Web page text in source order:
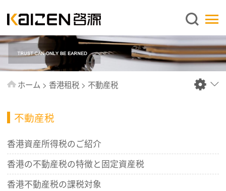
日本語
企業情報
事業内容
ニュース
よくあるご質問
お問い合わせ
ホーム > 香港租税 > 不動産税
不動産税
香港資産所得税のご紹介
香港の不動産税の特徴と固定資産税
香港不動産税の課税対象